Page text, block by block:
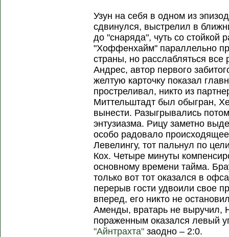
Узун на себя в одном из
сдвинулся, выстрелил в
до "снаряда", чуть со стойкой
"Хоффенхайм" параллельно
страны, но расслабляться
Андрес, автор первого
желтую карточку показал
простреливал, никто из
Миттельштадт был обыгран,
вынести. Разыгрывались
энтузиазма. Рицу заметно
особо радовало
Левелингу, тот пальнул по
Кох. Четыре минуты
основному времени тайма.
только вот тот оказался в
перерыв гости удвоили свое
вперед, его никто не
Аменды, вратарь не выручил,
пораженным оказался левый
"Айнтрахта" заодно – 2:0.